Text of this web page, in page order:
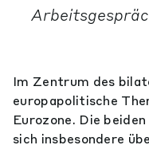
Im Zentrum des
europapolitische
Eurozone. Die
sich insbesondere